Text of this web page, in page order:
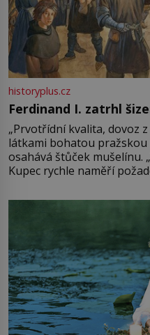
historyplus.cz
Ferdinand I. zatrhl
„Prvotřídní kvalita, dovoz
látkami bohatou pražskou
osahává štůček mušelínu.
Kupec rychle naměří
milostpaní. Stačí jenom
množství růžového